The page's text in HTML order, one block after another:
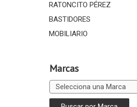
RATONCITO PÉREZ
BASTIDORES
MOBILIARIO
Marcas